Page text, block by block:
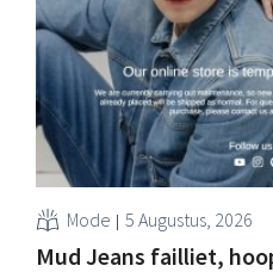
Mode 5 Augustus, 2026
Mud Jeans failliet,